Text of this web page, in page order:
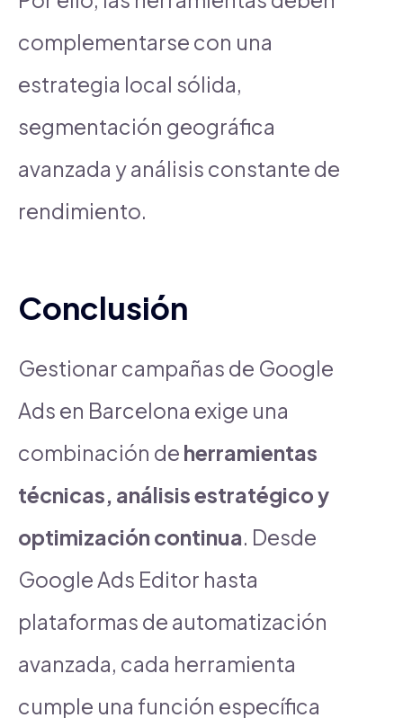
complementarse con una
estrategia local sólida,
segmentación geográfica
avanzada y análisis constante de
rendimiento.
Conclusión
Gestionar campañas de Google
Ads en Barcelona exige una
combinación de herramientas
técnicas, análisis estratégico y
optimización continua. Desde
Google Ads Editor hasta
plataformas de automatización
avanzada, cada herramienta
cumple una función específica